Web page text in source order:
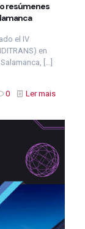
resúmenes
el IV
en
[…]
0 Ler mais